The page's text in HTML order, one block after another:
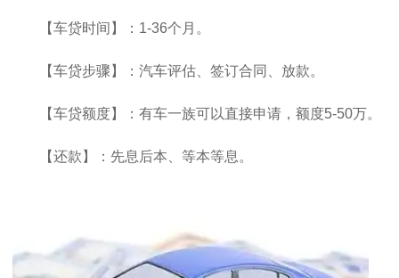
【车贷时间】：1-36个月。
【车贷步骤】：汽车评估、签订合同、放款。
【车贷额度】：有车一族可以直接申请，额度5-50万。
【还款】：先息后本、等本等息。